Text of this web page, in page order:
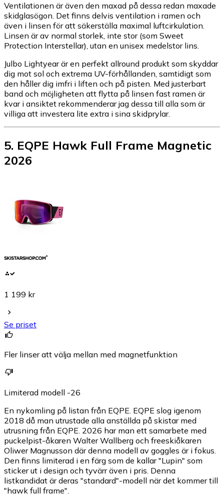
Ventilationen är även den maxad på dessa redan maxade
skidglasögon. Det finns delvis ventilation i ramen och
även i linsen för att säkerställa maximal luftcirkulation.
Linsen är av normal storlek, inte stor (som Sweet
Protection Interstellar), utan en unisex medelstor lins.
Julbo Lightyear är en perfekt allround produkt som skyddar
dig mot sol och extrema UV-förhållanden, samtidigt som
den håller dig imfri i liften och på pisten. Med justerbart
band och möjligheten att flytta på linsen fast ramen är
kvar i ansiktet rekommenderar jag dessa till alla som är
villiga att investera lite extra i sina skidprylar.
5. EQPE Hawk Full Frame Magnetic
2026
1 199 kr
Se priset
Fler linser att välja mellan med magnetfunktion
Limiterad modell -26
En nykomling på listan från EQPE. EQPE slog igenom
2018 då man utrustade alla anställda på skistar med
utrusning från EQPE. 2026 har man ett samarbete med
puckelpist-åkaren Walter Wallberg och freeskiåkaren
Oliwer Magnusson där denna modell av goggles är i fokus.
Den finns limiterad i en färg som de kallar "Lupin" som
sticker ut i design och tyvärr även i pris. Denna
listkandidat är deras "standard"-modell när det kommer till
"hawk full frame".